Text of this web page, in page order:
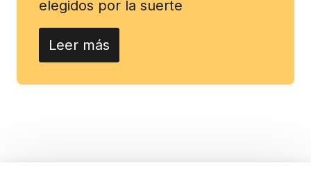
elegidos por la suerte
Leer más